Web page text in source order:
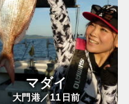
マダイ
大門港／11 日前